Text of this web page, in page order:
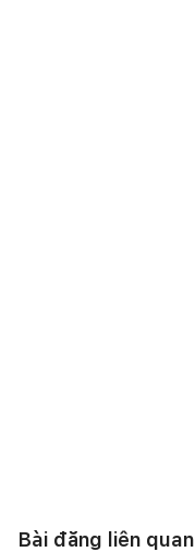
Bài đăng liên quan